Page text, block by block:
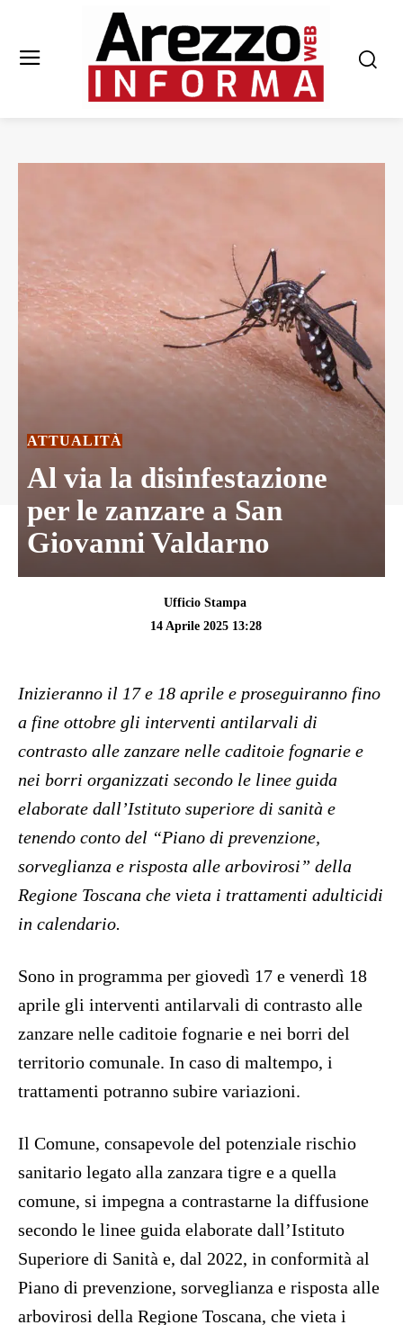
ATTUALITÀ
Al via la disinfestazione
per le zanzare a San
Giovanni Valdarno
Ufficio Stampa
14 Aprile 2025 13:28
Inizieranno il 17 e 18 aprile e proseguiranno fino
a fine ottobre gli interventi antilarvali di
contrasto alle zanzare nelle caditoie fognarie e
nei borri organizzati secondo le linee guida
elaborate dall’Istituto superiore di sanità e
tenendo conto del “Piano di prevenzione,
sorveglianza e risposta alle arbovirosi” della
Regione Toscana che vieta i trattamenti adulticidi
in calendario.
Sono in programma per giovedì 17 e venerdì 18
aprile gli interventi antilarvali di contrasto alle
zanzare nelle caditoie fognarie e nei borri del
territorio comunale. In caso di maltempo, i
trattamenti potranno subire variazioni.
Il Comune, consapevole del potenziale rischio
sanitario legato alla zanzara tigre e a quella
comune, si impegna a contrastarne la diffusione
secondo le linee guida elaborate dall’Istituto
Superiore di Sanità e, dal 2022, in conformità al
Piano di prevenzione, sorveglianza e risposta alle
arbovirosi della Regione Toscana, che vieta i